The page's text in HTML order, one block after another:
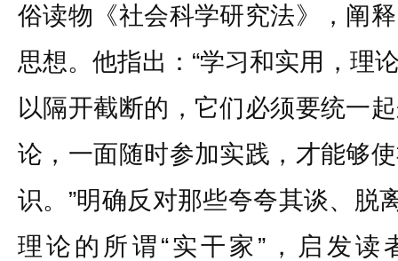
俗读物《社会科学研究法》，阐
思想。他指出：“学习和实用，理
以隔开截断的，它们必须要统一
论，一面随时参加实践，才能够
识。”明确反对那些夸夸其谈、脱
理论的所谓“实干家”，启发读